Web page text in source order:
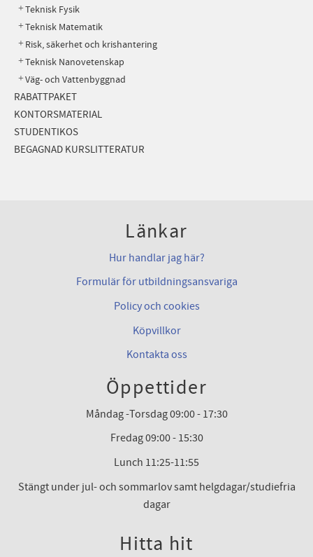
Teknisk Fysik
Teknisk Matematik
Risk, säkerhet och krishantering
Teknisk Nanovetenskap
Väg- och Vattenbyggnad
RABATTPAKET
KONTORSMATERIAL
STUDENTIKOS
BEGAGNAD KURSLITTERATUR
Länkar
Hur handlar jag här?
Formulär för utbildningsansvariga
Policy och cookies
Köpvillkor
Kontakta oss
Öppettider
Måndag -Torsdag 09:00 - 17:30
Fredag 09:00 - 15:30
Lunch 11:25-11:55
Stängt under jul- och sommarlov samt helgdagar/studiefria
dagar
Hitta hit